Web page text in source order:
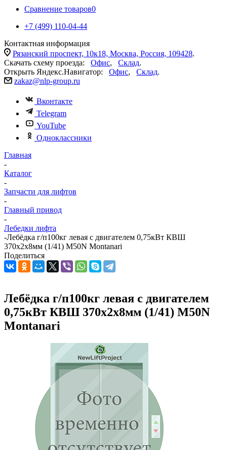
Сравнение товаров0
+7 (499) 110-04-44
Контактная информация
Рязанский проспект, 10к18, Москва, Россия, 109428.
Скачать схему проезда: Офис, Склад.
Открыть Яндекс.Навигатор: Офис, Склад.
zakaz@nlp-group.ru
Вконтакте
Telegram
YouTube
Одноклассники
Главная
-
Каталог
-
Запчасти для лифтов
-
Главный привод
-
Лебедки лифта
-Лебёдка г/п100кг левая с двигателем 0,75кВт КВШ
370х2х8мм (1/41) M50N Montanari
Поделиться
Лебёдка г/п100кг левая с двигателем
0,75кВт КВШ 370х2х8мм (1/41) M50N
Montanari